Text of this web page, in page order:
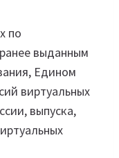
по
выданным
Едином
виртуальных
выпуска,